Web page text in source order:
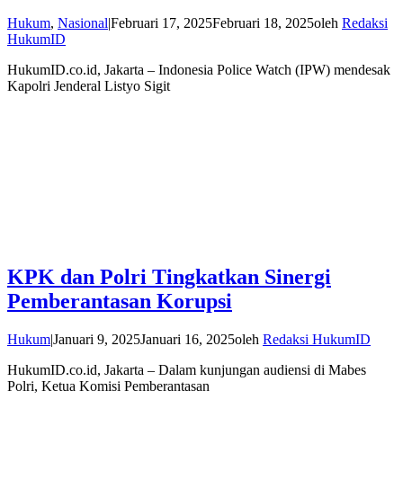
Hukum, NasionalFebruari 17, 2025Februari 18, 2025oleh Redaksi
HukumID
HukumID.co.id, Jakarta – Indonesia Police Watch (IPW) mendesak
Kapolri Jenderal Listyo Sigit
KPK dan Polri Tingkatkan Sinergi
Pemberantasan Korupsi
Hukum|Januari 9, 2025Januari 16, 2025oleh Redaksi HukumID
HukumID.co.id, Jakarta – Dalam kunjungan audiensi di Mabes
Polri, Ketua Komisi Pemberantasan